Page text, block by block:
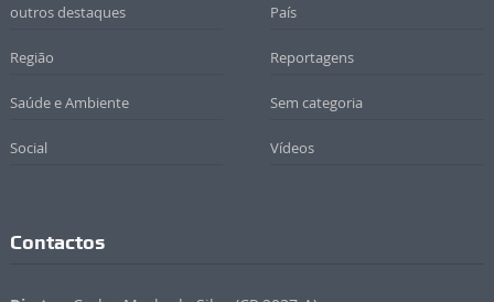
outros destaques País
Região Reportagens
Saúde e Ambiente Sem categoria
Social Vídeos
Contactos